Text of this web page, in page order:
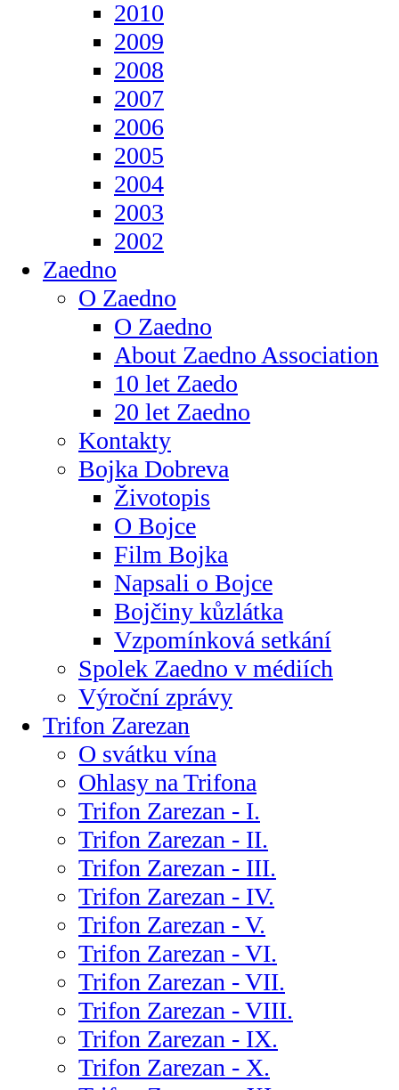
2010
2009
2008
2007
2006
2005
2004
2003
2002
Zaedno
O Zaedno
O Zaedno
About Zaedno Association
10 let Zaedo
20 let Zaedno
Kontakty
Bojka Dobreva
Životopis
O Bojce
Film Bojka
Napsali o Bojce
Bojčiny kůzlátka
Vzpomínková setkání
Spolek Zaedno v médiích
Výroční zprávy
Trifon Zarezan
O svátku vína
Ohlasy na Trifona
Trifon Zarezan - I.
Trifon Zarezan - II.
Trifon Zarezan - III.
Trifon Zarezan - IV.
Trifon Zarezan - V.
Trifon Zarezan - VI.
Trifon Zarezan - VII.
Trifon Zarezan - VIII.
Trifon Zarezan - IX.
Trifon Zarezan - X.